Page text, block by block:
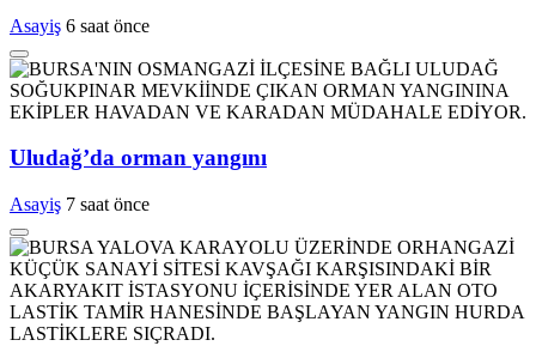
Asayiş 6 saat önce
Uludağ’da orman yangını
Asayiş 7 saat önce